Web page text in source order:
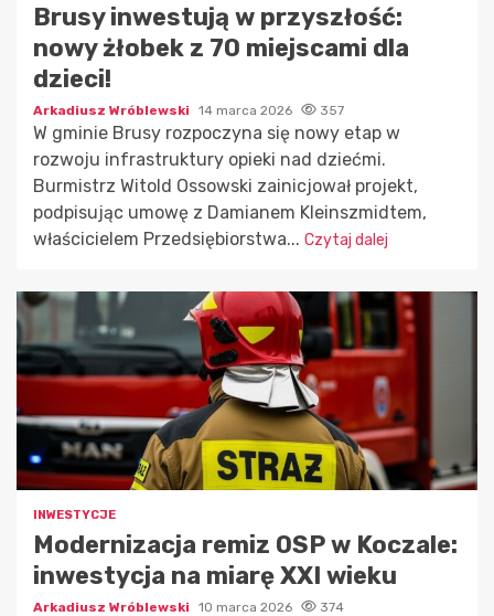
Brusy inwestują w przyszłość:
nowy żłobek z 70 miejscami dla
dzieci!
Arkadiusz Wróblewski 14 marca 2026 357
W gminie Brusy rozpoczyna się nowy etap w
rozwoju infrastruktury opieki nad dziećmi.
Burmistrz Witold Ossowski zainicjował projekt,
podpisując umowę z Damianem Kleinszmidtem,
właścicielem Przedsiębiorstwa... Czytaj dalej
INWESTYCJE
Modernizacja remiz OSP w Koczale:
inwestycja na miarę XXI wieku
Arkadiusz Wróblewski 10 marca 2026 374